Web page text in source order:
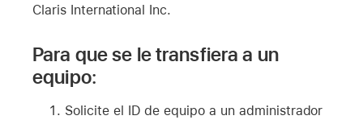
Claris International Inc.
Para que se le transfiera a un
equipo:
Solicite el ID de equipo a un administrador